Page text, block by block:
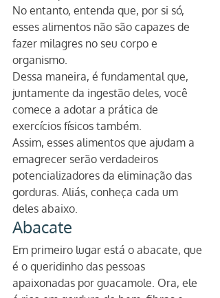
No entanto, entenda que, por si só,
esses alimentos não são capazes de
fazer milagres no seu corpo e
organismo.
Dessa maneira, é fundamental que,
juntamente da ingestão deles, você
comece a adotar a prática de
exercícios físicos também.
Assim, esses alimentos que ajudam a
emagrecer serão verdadeiros
potencializadores da eliminação das
gorduras. Aliás, conheça cada um
deles abaixo.
Abacate
Em primeiro lugar está o abacate, que
é o queridinho das pessoas
apaixonadas por guacamole. Ora, ele